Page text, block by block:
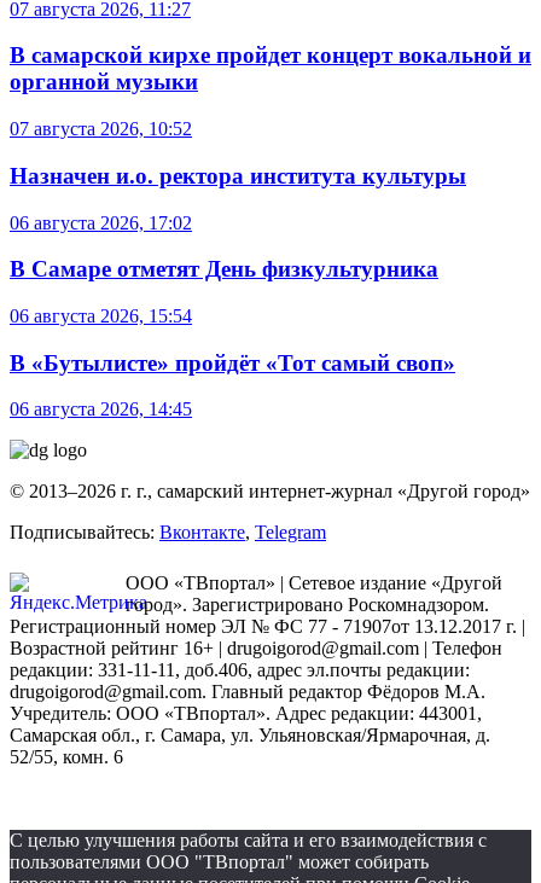
07 августа 2026, 11:27
В самарской кирхе пройдет концерт вокальной и
органной музыки
07 августа 2026, 10:52
Назначен и.о. ректора института культуры
06 августа 2026, 17:02
В Самаре отметят День физкультурника
06 августа 2026, 15:54
В «Бутылисте» пройдёт «Тот самый своп»
06 августа 2026, 14:45
© 2013–2026 г. г., самарский интернет-журнал «Другой город»
Подписывайтесь: Вконтакте, Telegram
ООО «ТВпортал» | Сетевое издание «Другой
город». Зарегистрировано Роскомнадзором.
Регистрационный номер ЭЛ № ФС 77 - 71907от 13.12.2017 г. |
Возрастной рейтинг 16+ | drugoigorod@gmail.com | Телефон
редакции: 331-11-11, доб.406, адрес эл.почты редакции:
drugoigorod@gmail.com. Главный редактор Фёдоров М.А.
Учредитель: ООО «ТВпортал». Адрес редакции: 443001,
Самарская обл., г. Самара, ул. Ульяновская/Ярмарочная, д.
52/55, комн. 6
С целью улучшения работы сайта и его взаимодействия с
пользователями ООО "ТВпортал" может собирать